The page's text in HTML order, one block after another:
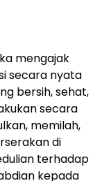
mengajak
secara nyata
bersih, sehat,
secara
memilah,
di
terhadap
kepada